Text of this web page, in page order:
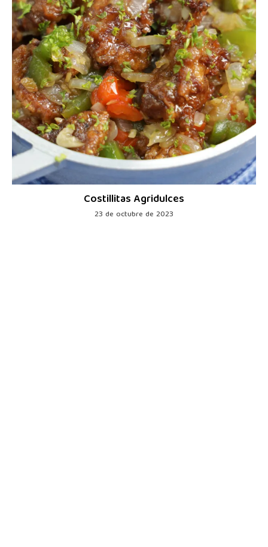
Costillitas Agridulces
23 de octubre de 2023